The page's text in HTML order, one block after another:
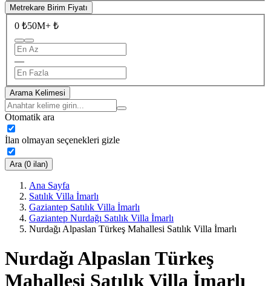
Metrekare Birim Fiyatı
0 ₺50M+ ₺
—
Arama Kelimesi
Otomatik ara
İlan olmayan seçenekleri gizle
Ara (0 ilan)
Ana Sayfa
Satılık Villa İmarlı
Gaziantep Satılık Villa İmarlı
Gaziantep Nurdağı Satılık Villa İmarlı
Nurdağı Alpaslan Türkeş Mahallesi Satılık Villa İmarlı
Nurdağı Alpaslan Türkeş
Mahallesi Satılık Villa İmarlı